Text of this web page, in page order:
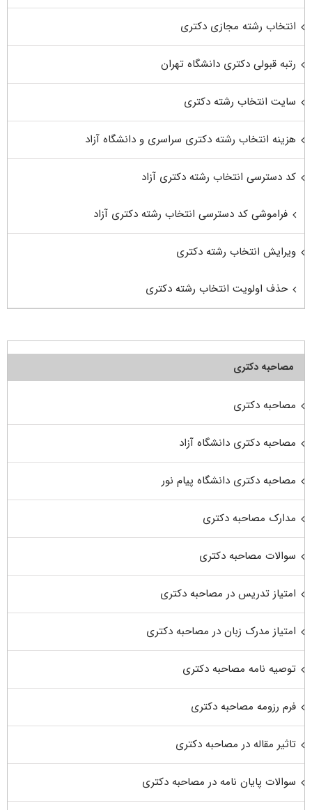
انتخاب رشته مجازی دکتری
رتبه قبولی دکتری دانشگاه تهران
سایت انتخاب رشته دکتری
هزینه انتخاب رشته دکتری سراسری و دانشگاه آزاد
کد دسترسی انتخاب رشته دکتری آزاد
فراموشی کد دسترسی انتخاب رشته دکتری آزاد
ویرایش انتخاب رشته دکتری
حذف اولویت انتخاب رشته دکتری
مصاحبه دکتری
مصاحبه دکتری
مصاحبه دکتری دانشگاه آزاد
مصاحبه دکتری دانشگاه پیام نور
مدارک مصاحبه دکتری
سوالات مصاحبه دکتری
امتیاز تدریس در مصاحبه دکتری
امتیاز مدرک زبان در مصاحبه دکتری
توصیه نامه مصاحبه دکتری
فرم رزومه مصاحبه دکتری
تاثیر مقاله در مصاحبه دکتری
سوالات پایان نامه در مصاحبه دکتری